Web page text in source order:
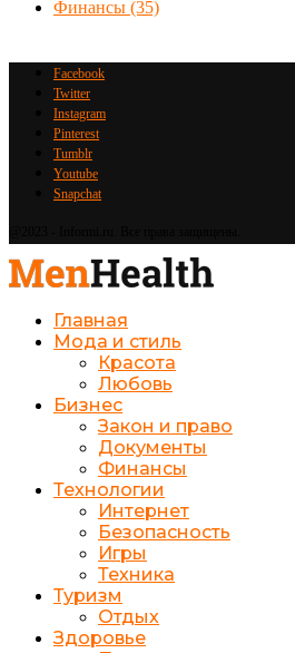
Финансы (35)
Facebook
Twitter
Instagram
Pinterest
Tumblr
Youtube
Snapchat
Главная
Мода и стиль
Красота
Любовь
Бизнес
Закон и право
Документы
Финансы
Технологии
Интернет
Безопасность
Игры
Техника
Туризм
Отдых
Здоровье